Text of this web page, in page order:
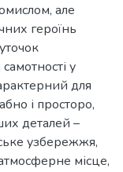
але
героїнь
у
для
і просторо,
деталей –
узбережжя,
місце,